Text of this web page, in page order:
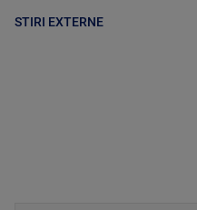
STIRI EXTERNE